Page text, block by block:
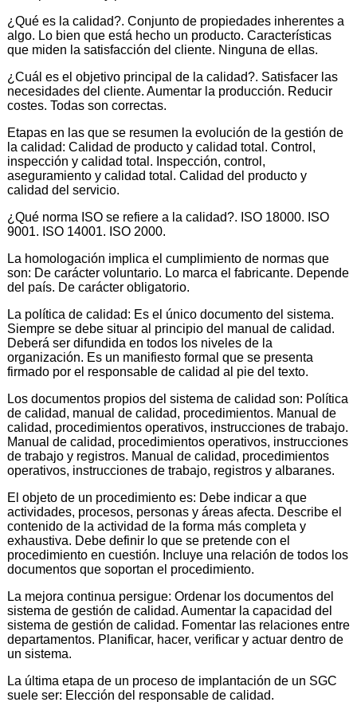
¿Qué es la calidad?. Conjunto de propiedades inherentes a
algo. Lo bien que está hecho un producto. Características
que miden la satisfacción del cliente. Ninguna de ellas.
¿Cuál es el objetivo principal de la calidad?. Satisfacer las
necesidades del cliente. Aumentar la producción. Reducir
costes. Todas son correctas.
Etapas en las que se resumen la evolución de la gestión de
la calidad: Calidad de producto y calidad total. Control,
inspección y calidad total. Inspección, control,
aseguramiento y calidad total. Calidad del producto y
calidad del servicio.
¿Qué norma ISO se refiere a la calidad?. ISO 18000. ISO
9001. ISO 14001. ISO 2000.
La homologación implica el cumplimiento de normas que
son: De carácter voluntario. Lo marca el fabricante. Depende
del país. De carácter obligatorio.
La política de calidad: Es el único documento del sistema.
Siempre se debe situar al principio del manual de calidad.
Deberá ser difundida en todos los niveles de la
organización. Es un manifiesto formal que se presenta
firmado por el responsable de calidad al pie del texto.
Los documentos propios del sistema de calidad son: Política
de calidad, manual de calidad, procedimientos. Manual de
calidad, procedimientos operativos, instrucciones de trabajo.
Manual de calidad, procedimientos operativos, instrucciones
de trabajo y registros. Manual de calidad, procedimientos
operativos, instrucciones de trabajo, registros y albaranes.
El objeto de un procedimiento es: Debe indicar a que
actividades, procesos, personas y áreas afecta. Describe el
contenido de la actividad de la forma más completa y
exhaustiva. Debe definir lo que se pretende con el
procedimiento en cuestión. Incluye una relación de todos los
documentos que soportan el procedimiento.
La mejora continua persigue: Ordenar los documentos del
sistema de gestión de calidad. Aumentar la capacidad del
sistema de gestión de calidad. Fomentar las relaciones entre
departamentos. Planificar, hacer, verificar y actuar dentro de
un sistema.
La última etapa de un proceso de implantación de un SGC
suele ser: Elección del responsable de calidad.